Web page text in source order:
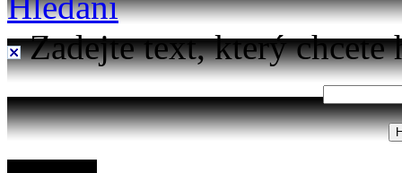
Zadejte text, který chcete